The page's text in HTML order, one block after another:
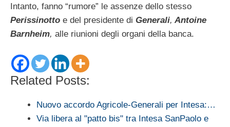
Intanto, fanno “rumore” le assenze dello stesso
Perissinotto e del presidente di Generali, Antoine
Barnheim, alle riunioni degli organi della banca.
Related Posts:
Nuovo accordo Agricole-Generali per Intesa:…
Via libera al "patto bis" tra Intesa SanPaolo e